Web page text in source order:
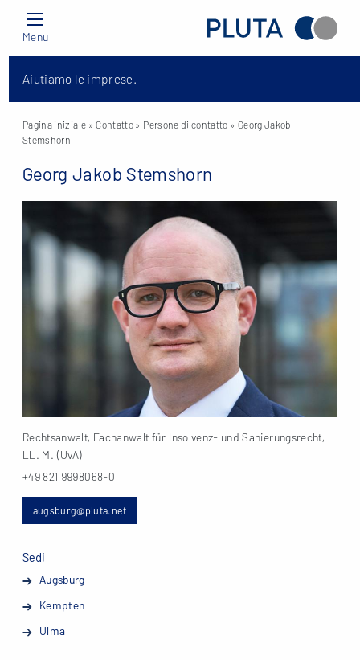
Menu
Aiutiamo le imprese.
Pagina iniziale » Contatto » Persone di contatto » Georg Jakob
Stemshorn
Georg Jakob Stemshorn
Rechtsanwalt, Fachanwalt für Insolvenz- und Sanierungsrecht,
LL. M. (UvA)
+49 821 9998068-0
augsburg@pluta.net
Sedi
Augsburg
Kempten
Ulma